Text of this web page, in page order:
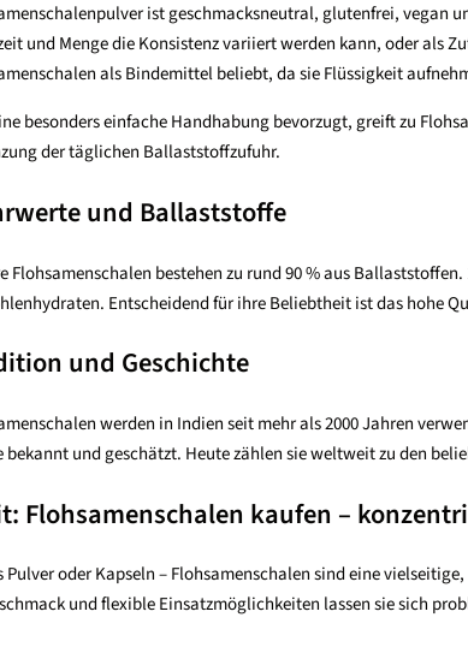
ist geschmacksneutral, glutenfrei, vegan
und Menge die Konsistenz variiert werden kann, oder als
als Bindemittel beliebt, da sie Flüssigkeit
besonders einfache Handhabung bevorzugt, greift zu
der täglichen Ballaststoffzufuhr.
und Ballaststoffe
Flohsamenschalen bestehen zu rund 90 % aus
Entscheidend für ihre Beliebtheit ist das hohe
und Geschichte
werden in Indien seit mehr als 2000 Jahren
bekannt und geschätzt. Heute zählen sie weltweit zu den
Flohsamenschalen kaufen –
Pulver oder Kapseln – Flohsamenschalen sind eine
und flexible Einsatzmöglichkeiten lassen sie sich